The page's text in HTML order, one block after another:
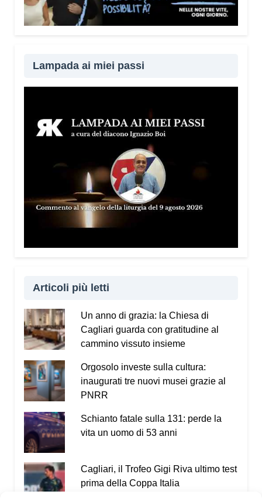
Lampada ai miei passi
Articoli più letti
Un anno di grazia: la Chiesa di
Cagliari guarda con gratitudine al
cammino vissuto insieme
Orgosolo investe sulla cultura:
inaugurati tre nuovi musei grazie al
PNRR
Schianto fatale sulla 131: perde la
vita un uomo di 53 anni
Cagliari, il Trofeo Gigi Riva ultimo test
prima della Coppa Italia